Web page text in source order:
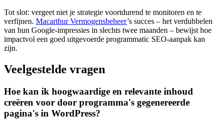
Tot slot: vergeet niet je strategie voortdurend te monitoren en te
verfijnen. Macarthur Vermogensbeheer’s succes – het verdubbelen
van hun Google-impressies in slechts twee maanden – bewijst hoe
impactvol een goed uitgevoerde programmatic SEO-aanpak kan
zijn.
Veelgestelde vragen
Hoe kan ik hoogwaardige en relevante inhoud
creëren voor door programma's gegenereerde
pagina's in WordPress?